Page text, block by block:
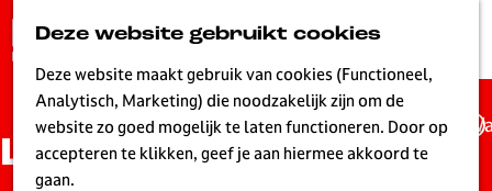
Deze website gebruikt cookies
Deze website maakt gebruik van cookies (Functioneel,
Analytisch, Marketing) die noodzakelijk zijn om de
website zo goed mogelijk te laten functioneren. Door op
accepteren te klikken, geef je aan hiermee akkoord te
gaan.
a
n
a
a
r
K
Locaties